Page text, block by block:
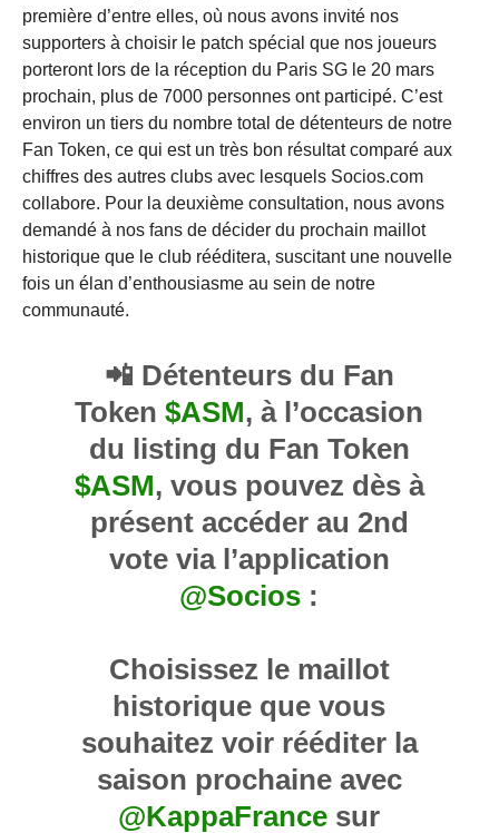
première d’entre elles, où nous avons invité nos
supporters à choisir le patch spécial que nos joueurs
porteront lors de la réception du Paris SG le 20 mars
prochain, plus de 7000 personnes ont participé. C’est
environ un tiers du nombre total de détenteurs de notre
Fan Token, ce qui est un très bon résultat comparé aux
chiffres des autres clubs avec lesquels Socios.com
collabore. Pour la deuxième consultation, nous avons
demandé à nos fans de décider du prochain maillot
historique que le club rééditera, suscitant une nouvelle
fois un élan d’enthousiasme au sein de notre
communauté.
📲 Détenteurs du Fan
Token$ASM, à l’occasion
du listing du Fan Token
$ASM, vous pouvez dès à
présent accéder au 2nd
vote via l’application
@Socios :
Choisissez le maillot
historique que vous
souhaitez voir rééditer la
saison prochaine avec
@KappaFrance sur